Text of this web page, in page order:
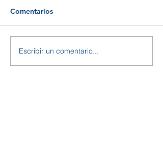
Comentarios
Escribir un comentario...